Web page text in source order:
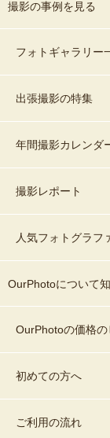
撮影の事例を見る
フォトギャラリー
出張撮影の特集
年間撮影カレンダ
撮影レポート
人気フォトグラフ
OurPhotoについて
OurPhotoの価格の
初めての方へ
ご利用の流れ